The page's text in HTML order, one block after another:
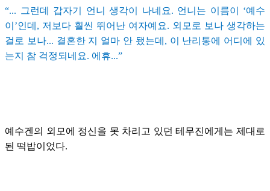
“... 그런데 갑자기 언니 생각이 나네요. 언니는 이름이 ‘예수
이’인데, 저보다 훨씬 뛰어난 여자예요. 외모로 보나 생각하는
걸로 보나... 결혼한 지 얼마 안 됐는데, 이 난리통에 어디에 있
는지 참 걱정되네요. 에휴...”
예수겐의 외모에 정신을 못 차리고 있던 테무진에게는 제대로
된 떡밥이었다.